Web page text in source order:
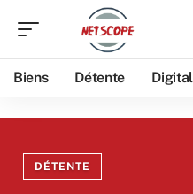
Biens Détente Digital
DÉTENTE